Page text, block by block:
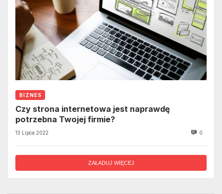
BIZNES
Czy strona internetowa jest naprawdę
potrzebna Twojej firmie?
13 Lipca 2022 0
ZAŁADUJ WIĘCEJ